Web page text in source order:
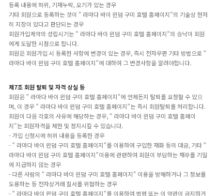
등록 내용에 허위, 기재누락, 오기가 있는 경우
기타 회원으로 등록하는 것이 " 라마다 바이 윈덤 구미 호텔 홈페이지"의 기술상 현저
히 지장이 있다고 판단되는 경우
회원가입계약의 성립시기는 " 라마다 바이 윈덤 구미 호텔 홈페이지"의 승낙이 회원
에게 도달한 시점으로 합니다.
회원은 회원가입 시 등록한 사항에 변경이 있는 경우, 즉시 전자우편 기타 방법으로 "
라마다 바이 윈덤 구미 호텔 홈페이지"에 대하여 그 변경사항을 알려야합니다.
제7조 회원 탈퇴 및 자격 상실 등
회원은 " 라마다 바이 윈덤 구미 호텔 홈페이지"에 언제든지 탈퇴를 요청할 수 있으
며, 이 경우 " 라마다 바이 윈덤 구미 호텔 홈페이지"는 즉시 회원탈퇴를 처리합니다.
회원이 다음 각호의 사유에 해당하는 경우, " 라마다 바이 윈덤 구미 호텔 홈페이
지"는 회원자격을 제한 및 정지시킬 수 있습니다.
- 가입 신청시에 허위 내용을 등록한 경우
- " 라마다 바이 윈덤 구미 호텔 홈페이지"를 이용하여 구입한 재화 등의 대금, 기타 "
라마다 바이 윈덤 구미 호텔 홈페이지"이용에 관련하여 회원이 부담하는 채무를 기일
에 지급하지 않는 경우
- 다른 사람의 " 라마다 바이 윈덤 구미 호텔 홈페이지" 이용을 방해하거나 그 정보를
도용하는 등 전자상거래 질서를 위협하는 경우
- " 라마다 바이 윈덤 구미 호텔 홈페이지"를 이용하여 법령 또는 이 약관이 금지하거